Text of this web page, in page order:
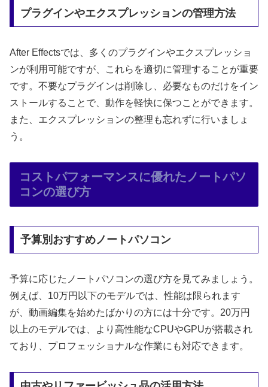
プラグインやエクスプレッションの管理方法
After Effectsでは、多くのプラグインやエクスプレッショ
ンが利用可能ですが、これらを適切に管理することが重要
です。不要なプラグインは削除し、必要なものだけをイン
ストールすることで、動作を軽快に保つことができます。
また、エクスプレッションの整理も忘れずに行いましょ
う。
コストパフォーマンスに優れたノートパソ
コンの選び方
予算別おすすめノートパソコン
予算に応じたノートパソコンの選び方を見てみましょう。
例えば、10万円以下のモデルでは、性能は限られます
が、動画編集を始めたばかりの方には十分です。20万円
以上のモデルでは、より高性能なCPUやGPUが搭載され
ており、プロフェッショナルな作業にも対応できます。